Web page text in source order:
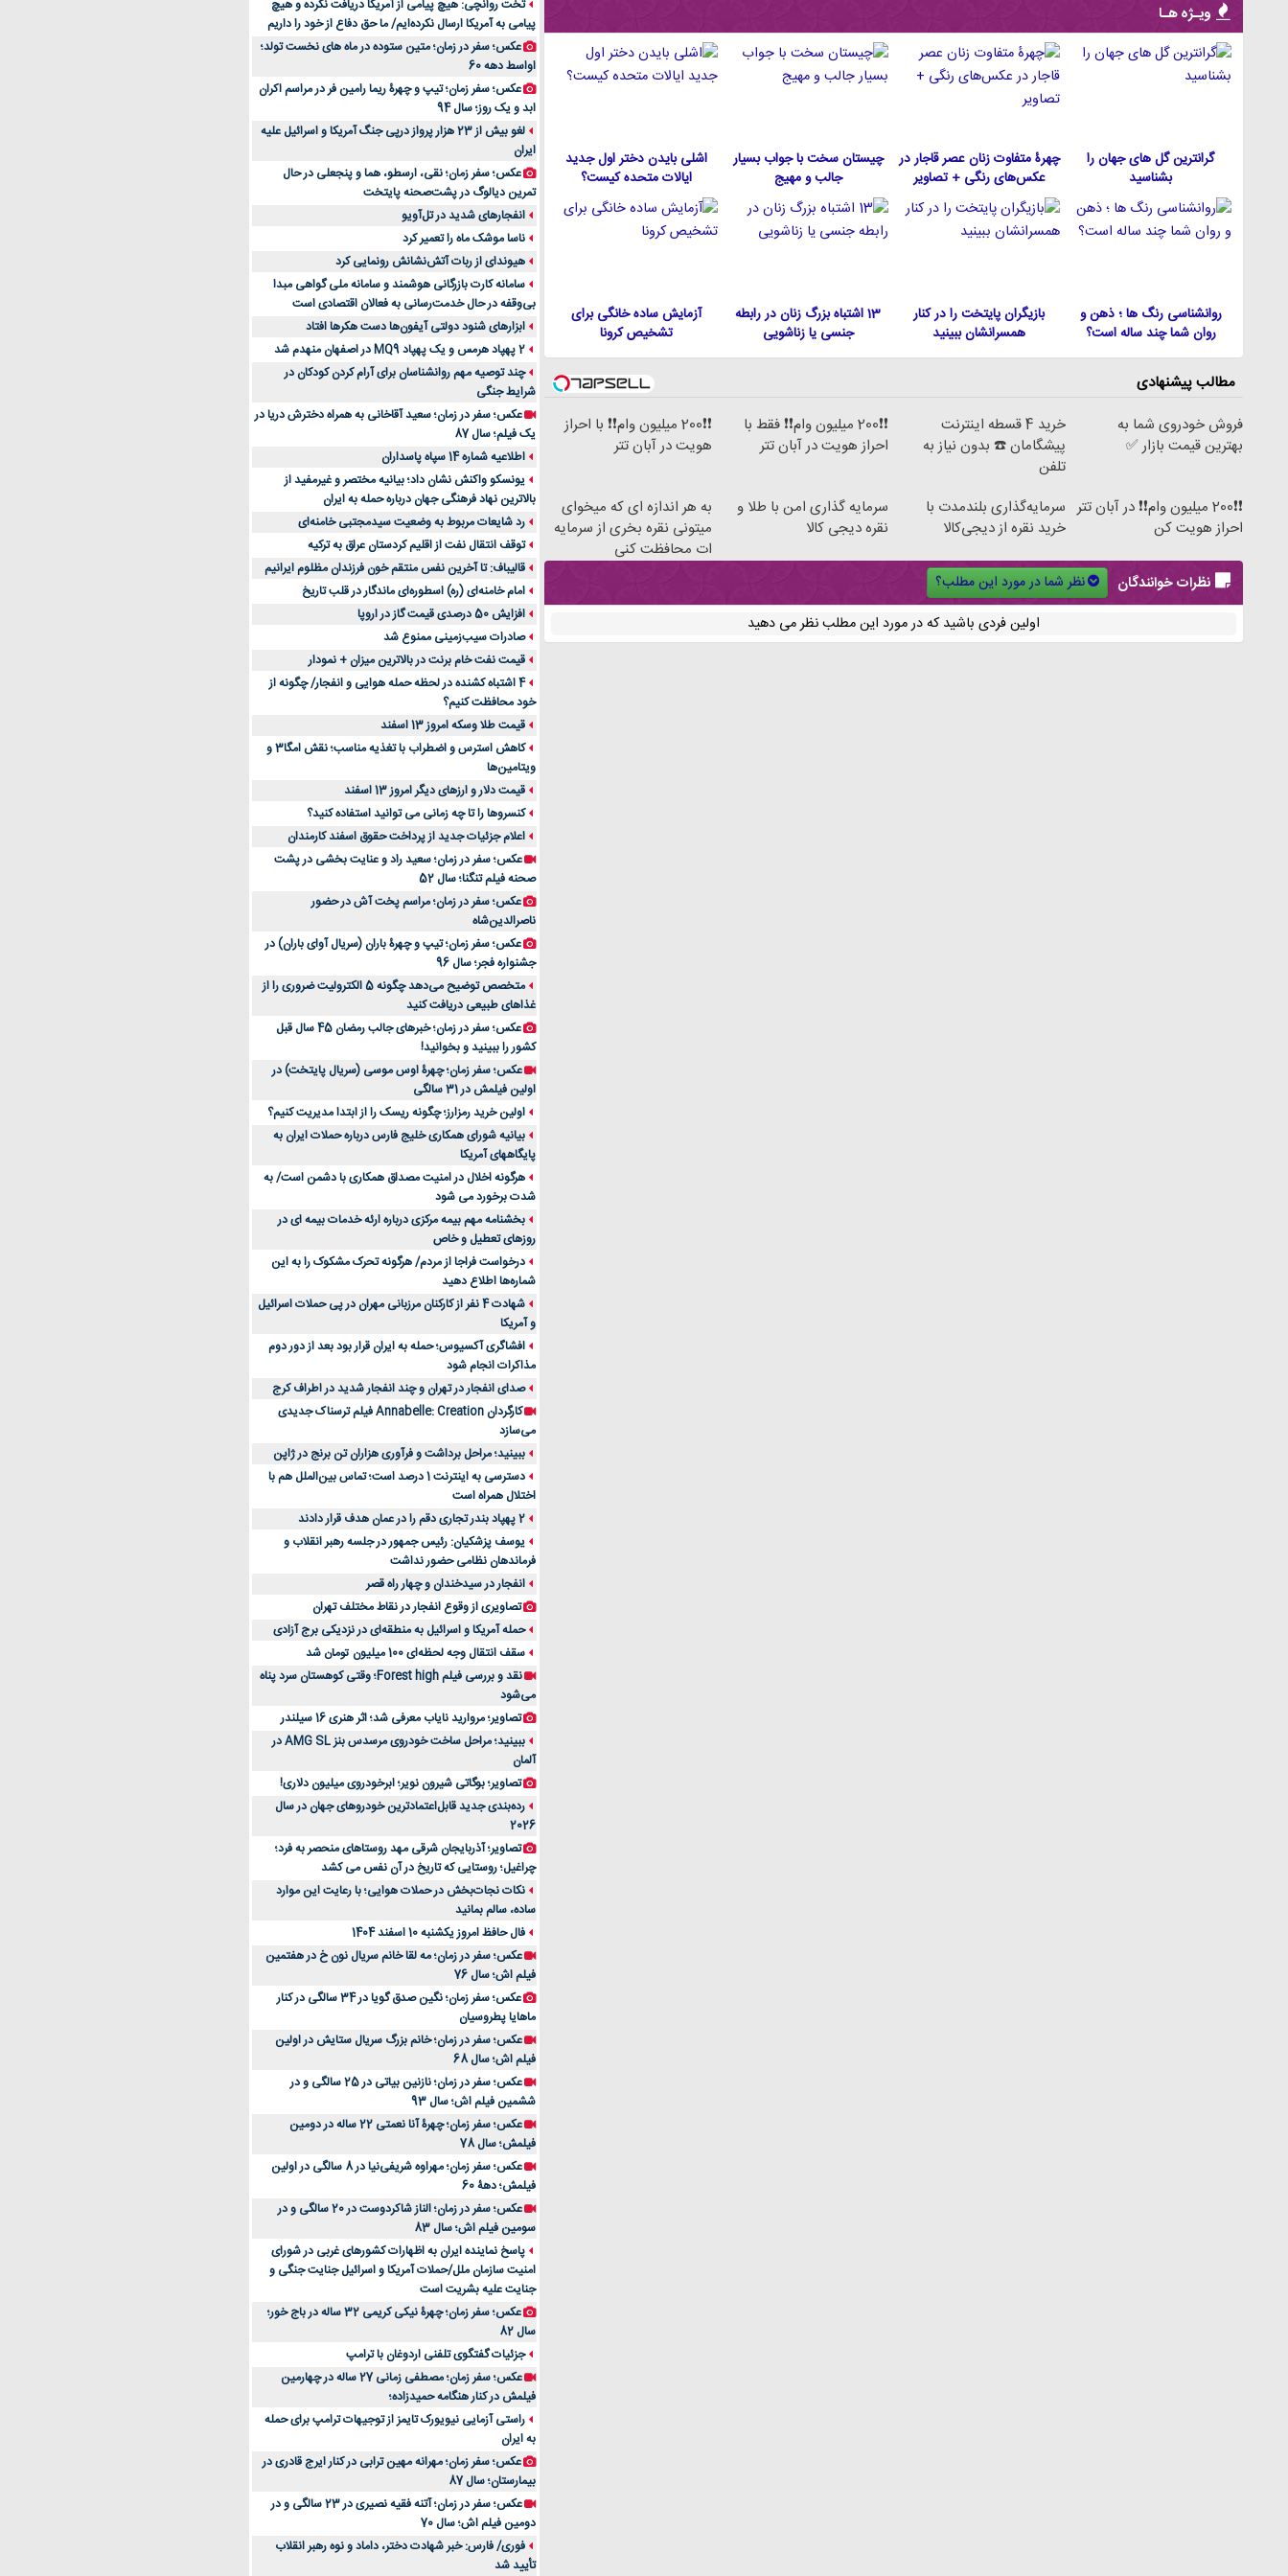
ویـژه هـا
گرانترین گل های جهان را
بشناسید
چهرۀ متفاوت زنان عصر قاجار در
عکس‌های رنگی + تصاویر
چیستان سخت با جواب بسیار
جالب و مهیج
اشلی بایدن دختر اول جدید
ایالات متحده كيست؟
روانشناسی رنگ ها ؛ ذهن و
روان شما چند ساله است؟
بازیگران پایتخت را در کنار
همسرانشان ببینید
13 اشتباه بزرگ زنان در رابطه
جنسی یا زناشویی
آزمایش ساده خانگی برای
تشخیص کرونا
مطالب پیشنهادی
فروش خودروی شما به
بهترین قیمت بازار ✅
خرید 4 قسطه اینترنت
پیشگامان ☎️ بدون نیاز به
تلفن
❗❗200 میلیون وام❗❗ فقط با
احراز هویت در آبان تتر
❗❗200 میلیون وام❗❗ با احراز
هویت در آبان تتر
❗❗200 میلیون وام❗❗ در آبان تتر
احراز هویت کن
سرمایه‌گذاری بلندمدت با
خرید نقره از دیجی‌کالا
سرمایه گذاری امن با طلا و
نقره دیجی کالا
به هر اندازه ای که میخوای
میتونی نقره بخری از سرمایه
ات محافظت کنی
نظرات خوانندگان
نظر شما در مورد این مطلب؟
اولین فردی باشید که در مورد این مطلب نظر می دهید
راهنمای جامع بهترین کفش ورزشی برای دویدن و استفاده
روزمره | بررسی ۱۲ مدل برتر
تخت روانچی: هیچ پیامی از آمریکا دریافت نکرده و هیچ
پیامی به آمریکا ارسال نکرده‌ایم/ ما حق دفاع از خود را داریم
عکس؛ سفر در زمان؛ متین ستوده در ماه های نخست تولد؛
اواسط دهه 60
عکس؛ سفر زمان؛ تیپ و چهرۀ ریما رامین فر در مراسم اکران
ابد و یک روز؛ سال 94
لغو بیش از 23 هزار پرواز درپی جنگ آمریکا و اسرائیل علیه
ایران
عکس؛ سفر زمان؛ نقی، ارسطو، هما و پنجعلی در حال
تمرین دیالوگ در پشت‌صحنه پایتخت
انفجارهای شدید در تل‌آویو
ناسا موشک ماه را تعمیر کرد
هیوندای از ربات آتش‌نشانش رونمایی کرد
سامانه کارت بازرگانی هوشمند و سامانه ملی گواهی مبدا
بی‌وقفه در حال خدمت‌رسانی به فعالان اقتصادی است
ابزارهای شنود دولتی آیفون‌ها دست هکرها افتاد
2 پهپاد هرمس و یک پهپاد MQ9 در اصفهان منهدم شد
چند توصیه مهم روانشناسان برای آرام کردن کودکان در
شرایط جنگی
عکس؛ سفر در زمان؛ سعید آقاخانی به همراه دخترش دریا در
یک فیلم؛ سال 87
اطلاعیه شماره 14 سپاه پاسداران
یونسکو واکنش نشان داد؛ بیانیه مختصر و غیرمفید از
بالاترین نهاد فرهنگی جهان درباره حمله به ایران
رد شایعات مربوط به وضعیت سیدمجتبی خامنه‌ای
توقف انتقال نفت از اقلیم کردستان عراق به ترکیه
قالیباف: تا آخرین نفس منتقم خون فرزندان مظلوم ایرانیم
امام خامنه‌ای (ره) اسطوره‌ای ماندگار در قلب تاریخ
افزایش 50 درصدی قیمت گاز در اروپا
صادرات سیب‌زمینی ممنوع شد
قیمت نفت خام برنت در بالاترین میزان + نمودار
4 اشتباه کشنده در لحظه حمله هوایی و انفجار/ چگونه از
خود محافظت کنیم؟
قیمت طلا وسکه امروز 13 اسفند
کاهش استرس و اضطراب با تغذیه مناسب؛ نقش امگا3 و
ویتامین‌ها
قیمت دلار و ارزهای دیگر امروز 13 اسفند
کنسروها را تا چه زمانی می توانید استفاده کنید؟
اعلام جزئیات جدید از پرداخت حقوق اسفند کارمندان
عکس؛ سفر در زمان؛ سعید راد و عنایت بخشی در پشت
صحنه فیلم تنگنا؛ سال 52
عکس؛ سفر در زمان؛ مراسم پخت آش در حضور
ناصرالدین‌شاه
عکس؛ سفر زمان؛ تیپ و چهرۀ باران (سریال آوای باران) در
جشنواره فجر؛ سال 96
متخصص توضیح می‌دهد چگونه 5 الکترولیت ضروری را از
غذاهای طبیعی دریافت کنید
عکس؛ سفر در زمان؛ خبرهای جالب رمضان 45 سال قبل
کشور را ببینید و بخوانید!
عکس؛ سفر زمان؛ چهرۀ اوس موسی (سریال پایتخت) در
اولین فیلمش در 31 سالگی
اولین خرید رمزارز؛ چگونه ریسک را از ابتدا مدیریت کنیم؟
بیانیه شورای همکاری خلیج فارس درباره حملات ایران به
پایگاههای آمریکا
هرگونه اخلال در امنیت مصداق همکاری با دشمن است/ به
شدت برخورد می شود
بخشنامه مهم بیمه مرکزی درباره ارئه خدمات بیمه ای در
روزهای تعطیل و خاص
درخواست فراجا از مردم/ هرگونه تحرک مشکوک را به این
شماره‌ها اطلاع دهید
شهادت 4 نفر از کارکنان مرزبانی مهران در پی حملات اسرائیل
و آمریکا
افشاگری آکسیوس؛ حمله به ایران قرار بود بعد از دور دوم
مذاکرات انجام شود
صدای انفجار در تهران و چند انفجار شدید در اطراف کرج
کارگردان Annabelle: Creation فیلم ترسناک جدیدی
می‌سازد
ببینید؛ مراحل برداشت و فرآوری هزاران تن برنج در ژاپن
دسترسی به اینترنت 1 درصد است؛ تماس بین‌الملل هم با
اختلال همراه است
2 پهپاد بندر تجاری دقم را در عمان هدف قرار دادند
یوسف پزشکیان: رئیس جمهور در جلسه رهبر انقلاب و
فرماندهان نظامی حضور نداشت
انفجار در سیدخندان و چهار راه قصر
تصاویری از وقوع انفجار در نقاط مختلف تهران
حمله آمریکا و اسرائیل به منطقه‌ای در نزدیکی برج آزادی
سقف انتقال وجه لحظه‌ای 100 میلیون تومان شد
نقد و بررسی فیلم Forest high؛ وقتی کوهستان سرد پناه
می‌شود
تصاویر؛ مروارید نایاب معرفی شد؛ اثر هنری 16 سیلندر
ببینید؛ مراحل ساخت خودروی مرسدس بنز AMG SL در
آلمان
تصاویر؛ بوگاتی شیرون نویر؛ ابرخودروی میلیون دلاری!
رده‌بندی جدید قابل‌اعتمادترین خودروهای جهان در سال
2026
تصاویر؛ آذربایجان شرقی مهد روستاهای منحصر به فرد؛
چراغیل؛ روستایی که تاریخ در آن نفس می کشد
نکات نجات‌بخش در حملات هوایی؛ با رعایت این موارد
ساده، سالم بمانید
فال حافظ امروز یکشنبه 10 اسفند 1404
عکس؛ سفر در زمان؛ مه لقا خانم سریال نون خ در هفتمین
فیلم اش؛ سال 76
عکس؛ سفر زمان؛ نگین صدق گویا در 34 سالگی در کنار
ماهایا پطروسیان
عکس؛ سفر در زمان؛ خانم بزرگ سریال ستایش در اولین
فیلم اش؛ سال 68
عکس؛ سفر در زمان؛ نازنین بیاتی در 25 سالگی و در
ششمین فیلم اش؛ سال 93
عکس؛ سفر زمان؛ چهرۀ آنا نعمتی 22 ساله در دومین
فیلمش؛ سال 78
عکس؛ سفر زمان؛ مهراوه شریفی‌نیا در 8 سالگی در اولین
فیلمش؛ دهۀ 60
عکس؛ سفر در زمان؛ الناز شاکردوست در 20 سالگی و در
سومین فیلم اش؛ سال 83
پاسخ نماینده ایران به اظهارات کشورهای غربی در شورای
امنیت سازمان ملل/حملات آمریکا و اسرائیل جنایت جنگی و
جنایت علیه بشریت است
عکس؛ سفر زمان؛ چهرۀ نیکی کریمی 32 ساله در باج خور؛
سال 82
جزئیات گفتگوی تلفنی اردوغان با ترامپ
عکس؛ سفر زمان؛ مصطفی زمانی 27 ساله در چهارمین
فیلمش در کنار هنگامه حمیدزاده؛
راستی آزمایی نیویورک تایمز از توجیهات ترامپ برای حمله
به ایران
عکس؛ سفر زمان؛ مهرانه مهین ترابی در کنار ایرج قادری در
بیمارستان؛ سال 87
عکس؛ سفر در زمان؛ آتنه فقیه نصیری در 23 سالگی و در
دومین فیلم اش؛ سال 70
فوری/ فارس: خبر شهادت دختر، داماد و نوه رهبر انقلاب
تأیید شد